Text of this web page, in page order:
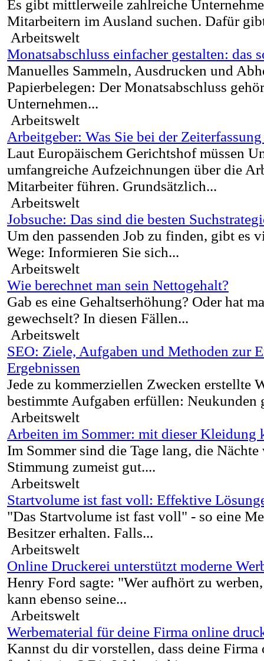
Es gibt mittlerweile zahlreiche
Mitarbeitern im Ausland suchen. Dafür
Arbeitswelt
Monatsabschluss einfacher gestalten: das
Manuelles Sammeln, Ausdrucken und
Papierbelegen: Der Monatsabschluss
Unternehmen...
Arbeitswelt
Arbeitgeber: Was Sie bei der
Laut Europäischem Gerichtshof müssen
umfangreiche Aufzeichnungen über die
Mitarbeiter führen. Grundsätzlich...
Arbeitswelt
Jobsuche: Das sind die besten
Um den passenden Job zu finden, gibt es
Wege: Informieren Sie sich...
Arbeitswelt
Wie berechnet man sein Nettogehalt?
Gab es eine Gehaltserhöhung? Oder hat
gewechselt? In diesen Fällen...
Arbeitswelt
SEO: Ziele, Aufgaben und Methoden zur
Ergebnissen
Jede zu kommerziellen Zwecken erstellte
bestimmte Aufgaben erfüllen: Neukunden
Arbeitswelt
Arbeiten im Sommer: mit dieser Kleidung
Im Sommer sind die Tage lang, die
Stimmung zumeist gut....
Arbeitswelt
Startvolume ist fast voll: Effektive
"Das Startvolume ist fast voll" - so eine
Besitzer erhalten. Falls...
Arbeitswelt
Online Druckerei unterstützt moderne
Henry Ford sagte: "Wer aufhört zu
kann ebenso seine...
Arbeitswelt
Werbematerial für deine Firma online
Kannst du dir vorstellen, dass deine Firma